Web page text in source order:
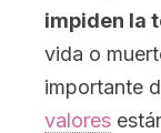
impiden la
vida o
importante
valores